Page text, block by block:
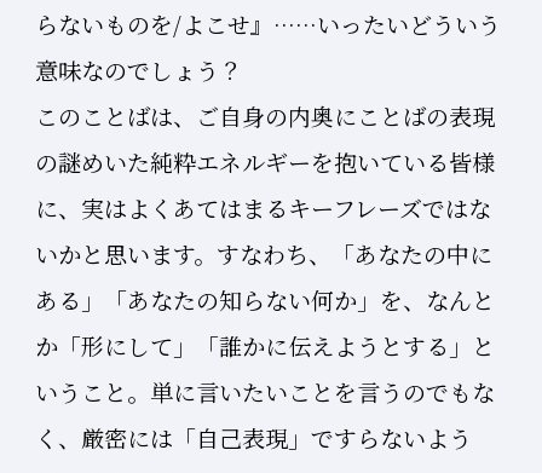
らないものを/よこせ』……いったいどういう
意味なのでしょう？
このことばは、ご自身の内奥にことばの表現
の謎めいた純粋エネルギーを抱いている皆様
に、実はよくあてはまるキーフレーズではな
いかと思います。すなわち、「あなたの中に
ある」「あなたの知らない何か」を、なんと
か「形にして」「誰かに伝えようとする」と
いうこと。単に言いたいことを言うのでもな
く、厳密には「自己表現」ですらないよう